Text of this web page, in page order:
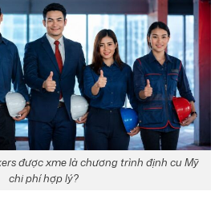
được xme là chương trình định cu Mỹ
chi phí hợp lý?